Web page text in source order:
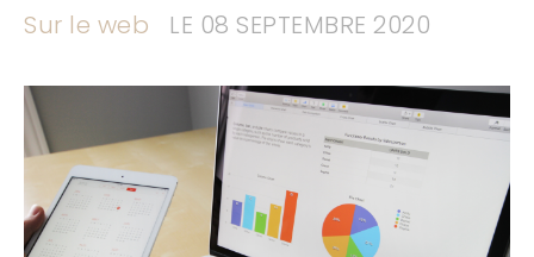
Sur le web LE 08 SEPTEMBRE 2020